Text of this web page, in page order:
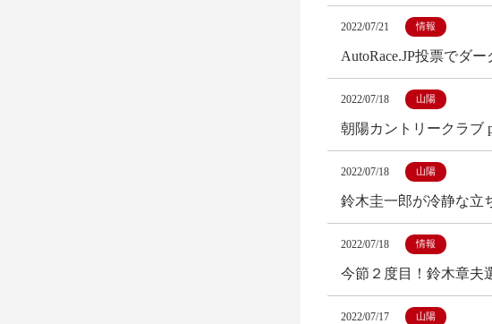
2022/07/21 情報
AutoRace.JP投票でダ
2022/07/18 山陽
朝陽カントリークラブ
2022/07/18 山陽
鈴木圭一郎が冷静な立
2022/07/18 情報
今節２度目！鈴木章夫
2022/07/17 山陽